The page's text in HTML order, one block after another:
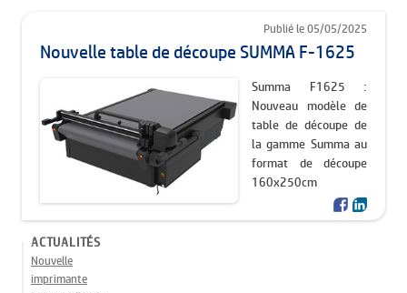
Publié le 05/05/2025
Nouvelle table de découpe SUMMA F-1625
Summa F1625 :
Nouveau modèle de
table de découpe de
la gamme Summa au
format de découpe
160x250cm
ACTUALITÉS
Nouvelle
imprimante